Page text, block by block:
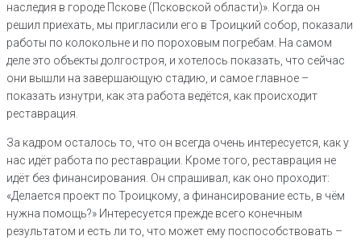
наследия в городе Пскове (Псковской области)». Когда он
решил приехать, мы пригласили его в Троицкий собор, показали
работы по колокольне и по пороховым погребам. На самом
деле это объекты долгостроя, и хотелось показать, что сейчас
они вышли на завершающую стадию, и самое главное –
показать изнутри, как эта работа ведётся, как происходит
реставрация.
За кадром осталось то, что он всегда очень интересуется, как у
нас идёт работа по реставрации. Кроме того, реставрация не
идёт без финансирования. Он спрашивал, как оно проходит:
«Делается проект по Троицкому, а финансирование есть, в чём
нужна помощь?» Интересуется прежде всего конечным
результатом и есть ли то, что может ему поспособствовать –